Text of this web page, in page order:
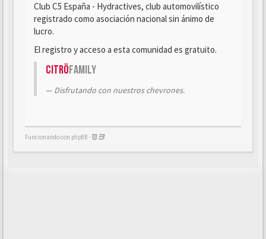
Club C5 España - Hydractives, club automovilístico
registrado como asociación nacional sin ánimo de
lucro.
El registro y acceso a esta comunidad es gratuito.
CitröFamily
Disfrutando con nuestros chevrones.
Funcionando con phpBB -